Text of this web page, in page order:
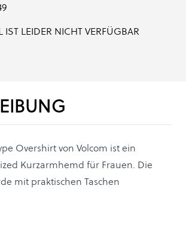
IST LEIDER NICHT VERFÜGBAR
Overshirt von Volcom ist ein
Kurzarmhemd für Frauen. Die
mit praktischen Taschen